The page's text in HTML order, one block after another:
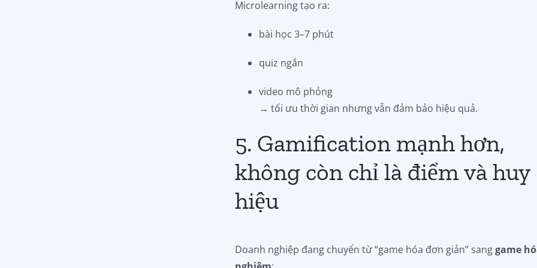
Microlearning tạo ra:
bài học 3–7 phút
quiz ngắn
video mô phỏng
→ tối ưu thời gian nhưng vẫn đảm bảo hiệu quả.
5. Gamification mạnh hơn,
không còn chỉ là điểm và huy
hiệu
Doanh nghiệp đang chuyển từ “game hóa đơn giản” sanggame